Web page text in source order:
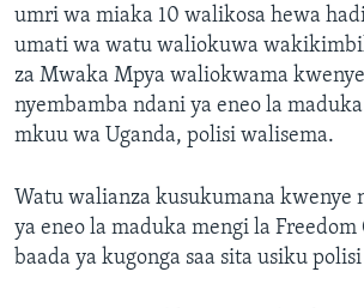
umri wa miaka 10 walikosa hewa
umati wa watu waliokuwa
za Mwaka Mpya waliokwama
nyembamba ndani ya eneo la
mkuu wa Uganda, polisi walisema.
Watu walianza kusukumana kwenye
ya eneo la maduka mengi la
baada ya kugonga saa sita usiku